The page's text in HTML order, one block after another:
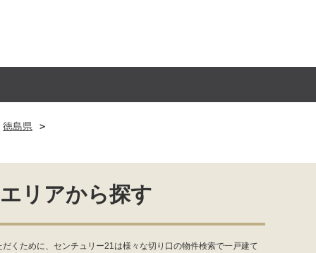
徳島県
リアから探す
くために、センチュリー21は様々な切り口の物件検索で一戸建て